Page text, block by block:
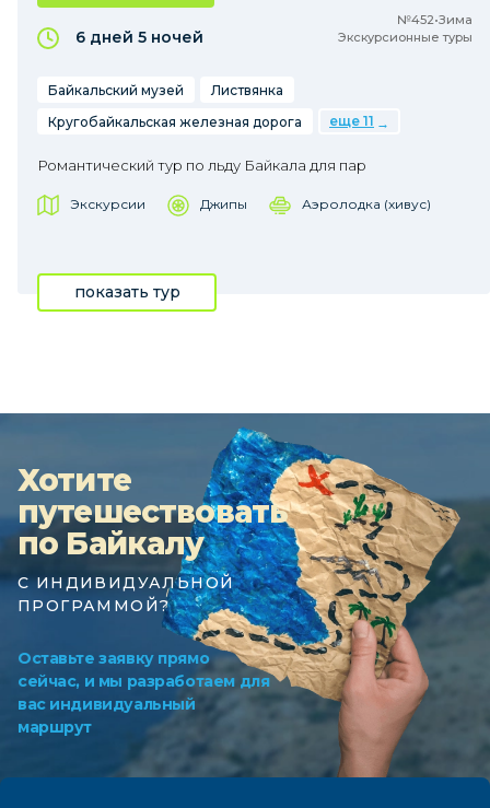
№452•Зима
Экскурсионные туры
6 дней 5 ночей
Байкальский музей
Листвянка
Кругобайкальская железная дорога
еще 11
Романтический тур по льду Байкала для пар
Экскурсии Джипы Аэролодка (хивус)
показать тур
Хотите
путешествовать
по Байкалу
С ИНДИВИДУАЛЬНОЙ
ПРОГРАММОЙ?
Оставьте заявку прямо
сейчас, и мы разработаем для
вас индивидуальный
маршрут